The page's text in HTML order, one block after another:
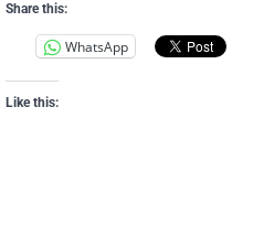
Share this:
WhatsApp
Like this: